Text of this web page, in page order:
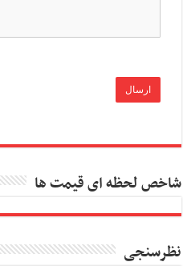
شاخص لحظه ای قیمت ها
نظرسنجی